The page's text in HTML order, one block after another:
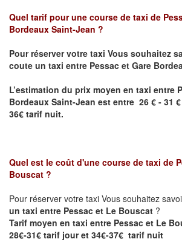
Quel tarif pour une course de taxi de
Bordeaux Saint-Jean ?
Pour réserver votre taxi Vous souhaitez
coute un taxi entre Pessac et Gare
L’estimation du prix moyen en taxi entre
Bordeaux Saint-Jean est entre 26 € - 31
36€ tarif nuit.
Quel est le coût d'une course de taxi de
Bouscat ?
Pour réserver votre taxi Vous souhaitez
un taxi entre Pessac et Le Bouscat ?
Tarif moyen en taxi entre Pessac et Le
28€-31€ tarif jour et 34€-37€ tarif nuit